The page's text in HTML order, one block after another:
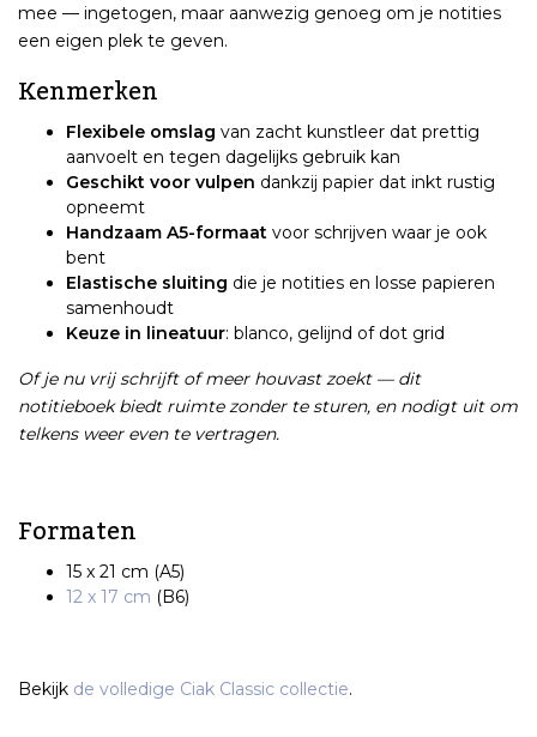
mee — ingetogen, maar aanwezig genoeg om je notities
een eigen plek te geven.
Kenmerken
Flexibele omslag van zacht kunstleer dat prettig
aanvoelt en tegen dagelijks gebruik kan
Geschikt voor vulpen dankzij papier dat inkt rustig
opneemt
Handzaam A5-formaat voor schrijven waar je ook
bent
Elastische sluiting die je notities en losse papieren
samenhoudt
Keuze in lineatuur: blanco, gelijnd of dot grid
Of je nu vrij schrijft of meer houvast zoekt — dit
notitieboek biedt ruimte zonder te sturen, en nodigt uit om
telkens weer even te vertragen.
Formaten
15 x 21 cm (A5)
12 x 17 cm (B6)
Bekijk de volledige Ciak Classic collectie.